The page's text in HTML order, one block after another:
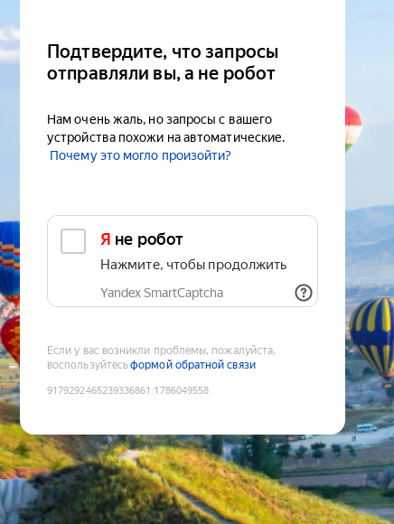
Подтвердите, что запросы
отправляли вы, а не робот
Нам очень жаль, но запросы с вашего
устройства похожи на автоматические.
Почему это могло произойти?
Я не робот
Нажмите, чтобы продолжить
Yandex SmartCaptcha
Если у вас возникли проблемы, пожалуйста,
воспользуйтесьформой обратной связи
9179292465239336861 :1786049558